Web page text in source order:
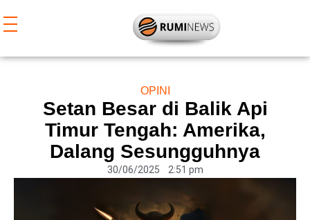
ke
OPINI
Setan Besar di Balik Api
Timur Tengah: Amerika,
Dalang Sesungguhnya
30/06/2025 2:51 pm